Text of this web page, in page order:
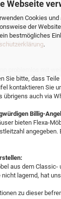
Webseite
Cookies
der
bestmögliches
.
der Vorat
die zu
eine verbindliche
Bestellung.
problemlos mit
Sie bitte, dass
kontaktieren Sie
übrigens auch via
Billig-
bieten Flexa-
aus dem Classic-
lagernd, hat
zu dieser